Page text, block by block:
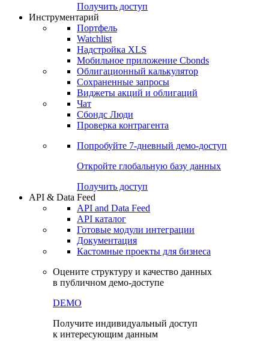
Получить доступ
Инструментарий
Портфель
Watchlist
Надстройка XLS
Мобильное приложение Cbonds
Облигационный калькулятор
Сохраненные запросы
Виджеты акций и облигаций
Чат
Сбондс Люди
Проверка контрагента
Попробуйте 7-дневный демо-доступ
Откройте глобальную базу данных
Получить доступ
API & Data Feed
API and Data Feed
API каталог
Готовые модули интеграции
Документация
Кастомные проекты для бизнеса
Оцените структуру и качество данных
в публичном демо-доступе
DEMO
Получите индивидуальный доступ
к интересующим данным